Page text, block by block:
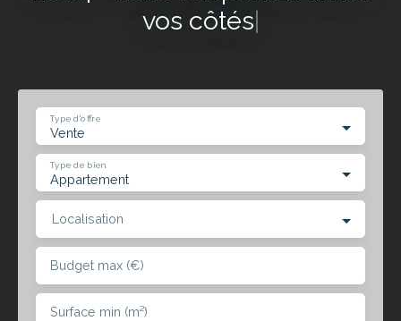
vos côtés|
Vente
Type d'offre
Appartement
Type de bien
Localisation
Budget max (€)
Surface min (m²)